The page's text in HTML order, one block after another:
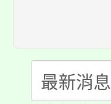
半價
者。
份教
大溪
份教師
淨零
會
115年